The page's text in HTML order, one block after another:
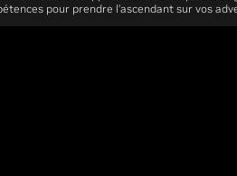
pour prendre l’ascendant sur vos